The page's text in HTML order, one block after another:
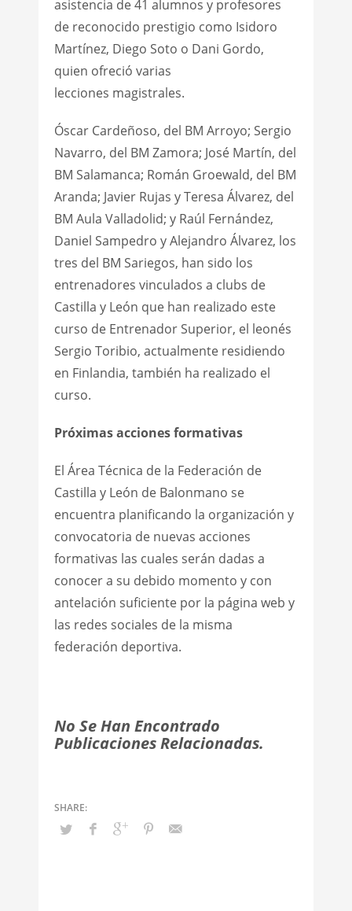
asistencia de 41 alumnos y profesores
de reconocido prestigio como Isidoro
Martínez, Diego Soto o Dani Gordo,
quien ofreció varias
lecciones magistrales.
Óscar Cardeñoso, del BM Arroyo; Sergio
Navarro, del BM Zamora; José Martín, del
BM Salamanca; Román Groewald, del BM
Aranda; Javier Rujas y Teresa Álvarez, del
BM Aula Valladolid; y Raúl Fernández,
Daniel Sampedro y Alejandro Álvarez, los
tres del BM Sariegos, han sido los
entrenadores vinculados a clubs de
Castilla y León que han realizado este
curso de Entrenador Superior, el leonés
Sergio Toribio, actualmente residiendo
en Finlandia, también ha realizado el
curso.
Próximas acciones formativas
El Área Técnica de la Federación de
Castilla y León de Balonmano se
encuentra planificando la organización y
convocatoria de nuevas acciones
formativas las cuales serán dadas a
conocer a su debido momento y con
antelación suficiente por la página web y
las redes sociales de la misma
federación deportiva.
No Se Han Encontrado
Publicaciones Relacionadas.